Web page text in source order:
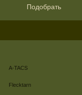
Подобрать
A-TACS
Flecktarn